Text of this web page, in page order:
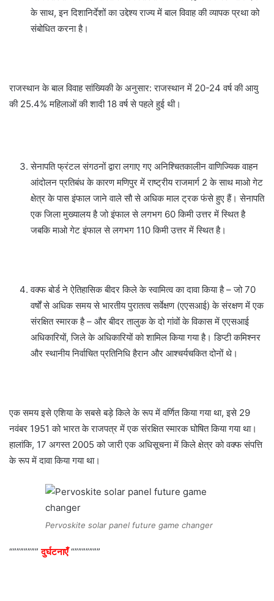
के साथ, इन दिशानिर्देशों का उद्देश्य राज्य में बाल विवाह की व्यापक प्रथा को
संबोधित करना है।
राजस्थान के बाल विवाह सांख्यिकी के अनुसार: राजस्थान में 20-24 वर्ष की आयु
की 25.4% महिलाओं की शादी 18 वर्ष से पहले हुई थी।
सेनापति फ्रंटल संगठनों द्वारा लगाए गए अनिश्चितकालीन वाणिज्यिक वाहन
आंदोलन प्रतिबंध के कारण मणिपुर में राष्ट्रीय राजमार्ग 2 के साथ माओ गेट
क्षेत्र के पास इंफाल जाने वाले सौ से अधिक माल ट्रक फंसे हुए हैं। सेनापति
एक जिला मुख्यालय है जो इंफाल से लगभग 60 किमी उत्तर में स्थित है
जबकि माओ गेट इंफाल से लगभग 110 किमी उत्तर में स्थित है।
वक्फ बोर्ड ने ऐतिहासिक बीदर किले के स्वामित्व का दावा किया है – जो 70
वर्षों से अधिक समय से भारतीय पुरातत्व सर्वेक्षण (एएसआई) के संरक्षण में एक
संरक्षित स्मारक है – और बीदर तालुक के दो गांवों के विकास में एएसआई
अधिकारियों, जिले के अधिकारियों को शामिल किया गया है। डिप्टी कमिश्नर
और स्थानीय निर्वाचित प्रतिनिधि हैरान और आश्चर्यचकित दोनों थे।
एक समय इसे एशिया के सबसे बड़े किले के रूप में वर्णित किया गया था, इसे 29
नवंबर 1951 को भारत के राजपत्र में एक संरक्षित स्मारक घोषित किया गया था।
हालांकि, 17 अगस्त 2005 को जारी एक अधिसूचना में किले क्षेत्र को वक्फ संपत्ति
के रूप में दावा किया गया था।
Pervoskite solar panel future game changer
“”””””””दुर्घटनाएँ“”””””””